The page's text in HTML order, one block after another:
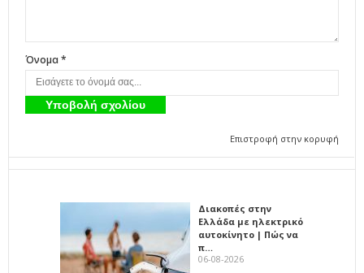
Όνομα *
Επιστροφή στην κορυφή
Διακοπές στην
Ελλάδα με ηλεκτρικό
αυτοκίνητο | Πώς να
π…
06-08-2026